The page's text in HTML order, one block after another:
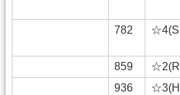
782
859
936